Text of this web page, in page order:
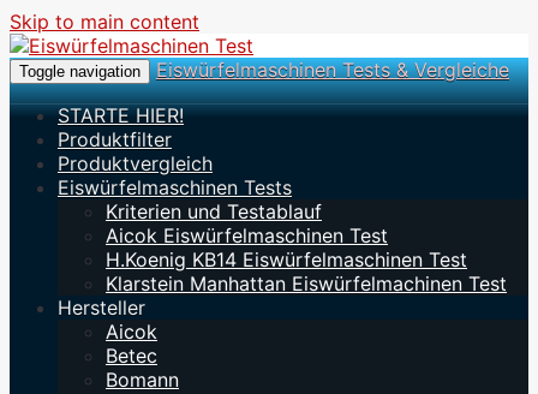
Skip to main content
Toggle navigation
Eiswürfelmaschinen Tests & Vergleiche
STARTE HIER!
Produktfilter
Produktvergleich
Eiswürfelmaschinen Tests
Kriterien und Testablauf
Aicok Eiswürfelmaschinen Test
H.Koenig KB14 Eiswürfelmaschinen Test
Klarstein Manhattan Eiswürfelmachinen Test
Hersteller
Aicok
Betec
Bomann